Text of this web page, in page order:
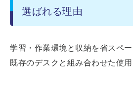
選ばれる理由
学習・作業環境と収納を省スペー
既存のデスクと組み合わせた使用